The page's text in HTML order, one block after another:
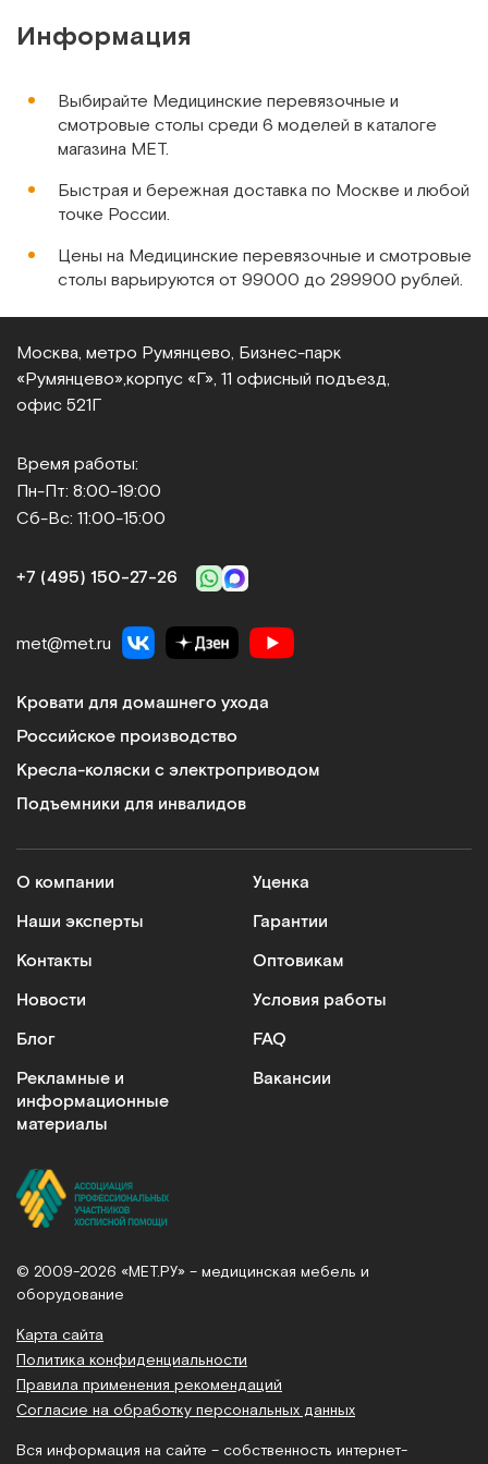
Информация
Выбирайте Медицинские перевязочные и
смотровые столы среди 6 моделей в каталоге
магазина МЕТ.
Быстрая и бережная доставка по Москве и любой
точке России.
Цены на Медицинские перевязочные и смотровые
столы варьируются от 99000 до 299900 рублей.
Москва, метро Румянцево, Бизнес‑парк
«Румянцево», корпус «Г», 11 офисный подъезд,
офис 521Г
Время работы:
Пн-Пт: 8:00-19:00
Сб-Вс: 11:00-15:00
+7 (495) 150‑27‑26
met@met.ru
Кровати для домашнего ухода
Российское производство
Кресла-коляски с электроприводом
Подъемники для инвалидов
О компании
Наши эксперты
Контакты
Новости
Блог
Рекламные и
информационные
материалы
Уценка
Гарантии
Оптовикам
Условия работы
FAQ
Вакансии
© 2009-2026 «МЕТ.РУ» – медицинская мебель и
оборудование
Карта сайта
Политика конфиденциальности
Правила применения рекомендаций
Согласие на обработку персональных данных
Вся информация на сайте – собственность интернет-